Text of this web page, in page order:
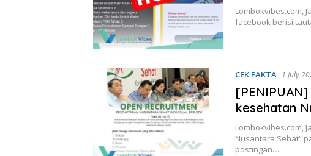
Lombokvibes.com,
facebook berisi
CEK FAKTA 1 July
kesehatan
Lombokvibes.com,
Nusantara Sehat”
postingan…